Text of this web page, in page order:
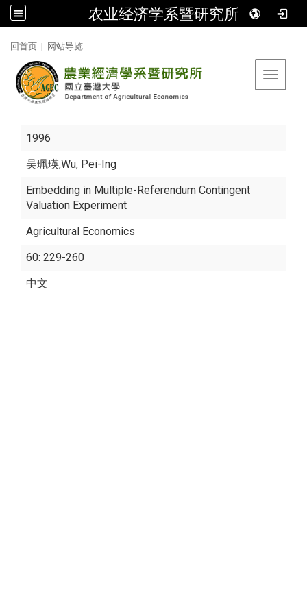
农业经济学系暨研究所
回首页 | 网站导览
Toggle
1996
吴珮瑛,Wu, Pei-Ing
Embedding in Multiple-Referendum Contingent
Valuation Experiment
Agricultural Economics
60: 229-260
中文